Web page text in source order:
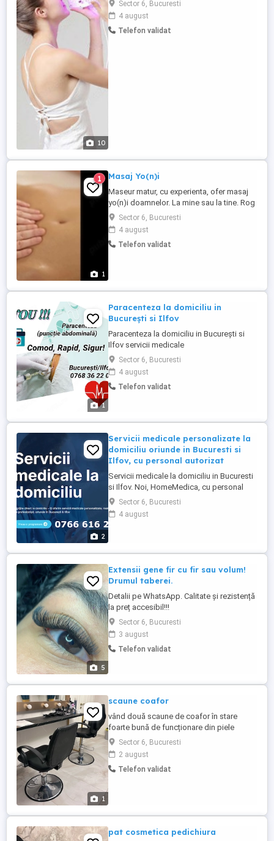
10
repararea pielii deteriorate, netezirea
ridurilor fine, micșorarea porilor,
hiperplazia colagenului. Lumina albastra:
Sector 6, Bucuresti
4 august
Telefon validat
1
1 Masaj Yo(n)i
Maseur matur, cu experienta, ofer masaj
yo(n)i doamnelor. La mine sau la tine. Rog
seriozitate. Mesaje doar pe Whatsapp.
Yo(n)i înseamnă în sanscrită templu sacru
. În Hinduism, Yo(n)i este reprezentarea
zeiței feminine Shakti, Sursa Vieții și forța
Sector 6, Bucuresti
4 august
Telefon validat
1
Paracenteza la domiciliu in
București si Ilfov
Paracenteza la domiciliu in București si
Ilfov servicii medicale
Sector 6, Bucuresti
4 august
Telefon validat
2
Servicii medicale personalizate la
domiciliu oriunde in Bucuresti si
Ilfov, cu personal autorizat
Servicii medicale la domiciliu in Bucuresti
si Ilfov. Noi, HomeMedica, cu personal
autorizat si experienta in asistenta
medicala la domiciliu, iti oferim o ingrijire
de top in mediul familial, evitand
continua pentru ...
Sector 6, Bucuresti
4 august
5
Extensii gene fir cu fir sau volum!
Drumul taberei.
Detalii pe WhatsApp. Calitate și rezistență
la preț accesibil!!!
Sector 6, Bucuresti
3 august
Telefon validat
1
scaune coafor
vând două scaune de coafor în stare
foarte bună de funcționare din piele
neagră sintetică cu reglare hidraulică pe
înălțime. Există posibilitatea adăugării
celui de-al treilea scaun cu mențiunea că
acesta are doar un mic defect la pielea
Sector 6, Bucuresti
2 august
Telefon validat
pat cosmetica pedichiura